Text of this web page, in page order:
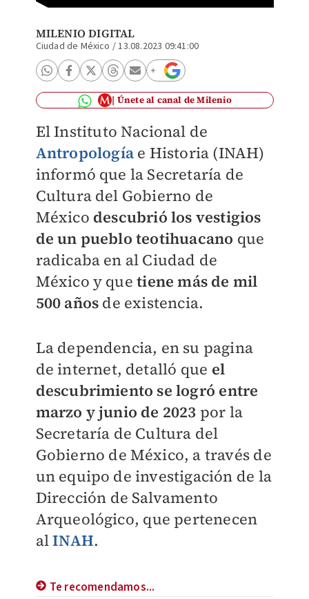
MILENIO DIGITAL
Ciudad de México /13.08.2023 09:41:00
Únete al canal de Milenio
El Instituto Nacional de
Antropologíae Historia (INAH)
informó que la Secretaría de
Cultura del Gobierno de
México descubrió los vestigios
de un pueblo teotihuacano que
radicaba en al Ciudad de
México y quetiene más de mil
500 años de existencia.
La dependencia, en su pagina
de internet, detalló que el
descubrimiento se logró entre
marzo y junio de 2023 por la
Secretaría de Cultura del
Gobierno de México, a través de
un equipo de investigación de la
Dirección de Salvamento
Arqueológico, que pertenecen
alINAH.
Te recomendamos...